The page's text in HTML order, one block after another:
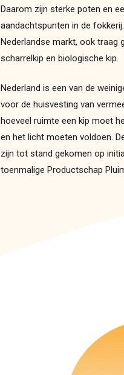
Daarom zijn sterke poten en
aandachtspunten in de
Nederlandse markt, ook traag
scharrelkip en biologische kip.
Nederland is een van de
voor de huisvesting van
hoeveel ruimte een kip moet
en het licht moeten voldoen.
zijn tot stand gekomen op
toenmalige Productschap